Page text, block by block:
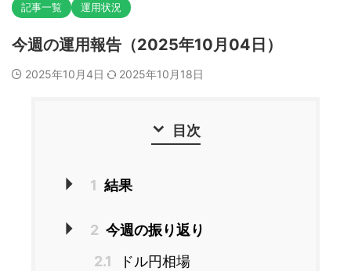
記事一覧 運用状況
今週の運用報告（2025年10月04日）
2025年10月4日 2025年10月18日
目次
1 結果
2 今週の振り返り
2.1
ドル円相場